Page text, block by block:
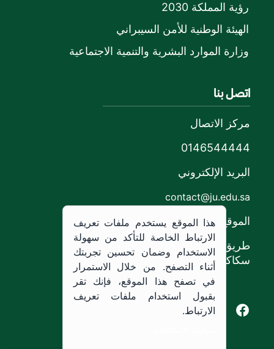
رؤية المملكة 2030
الهيئة الوطنية للأمن السيبراني
وزارة الموارد البشرية والتنمية الاجتماعية
اتصل بنا
مركز الاتصال
0146544444
البريد الإلكتروني
contact@ju.edu.sa
الموقع
طريق الملك خالد،
سكاكا, المملكة العربية السعودية.
Facebook of Jouf University
X of Jouf University
هذا الموقع يستخدم ملفات تعريف
الارتباط الخاصة للتأكد من سهولة
الاستخدام وضمان تحسين تجربتك
أثناء التصفح. من خلال الاستمرار
في تصفح هذا الموقع، فإنك تقر
بقبول استخدام ملفات تعريف
الارتباط.